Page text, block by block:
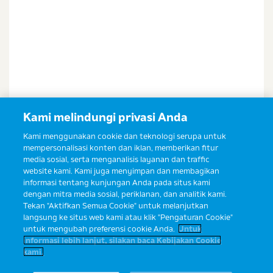
Kami melindungi privasi Anda
Kami menggunakan cookie dan teknologi serupa untuk
mempersonalisasi konten dan iklan, memberikan fitur
media sosial, serta menganalisis layanan dan traffic
website kami. Kami juga menyimpan dan membagikan
informasi tentang kunjungan Anda pada situs kami
dengan mitra media sosial, periklanan, dan analitik kami.
Tekan "Aktifkan Semua Cookie" untuk melanjutkan
langsung ke situs web kami atau klik "Pengaturan Cookie"
untuk mengubah preferensi cookie Anda. Untuk
informasi lebih lanjut, silakan baca Kebijakan Cookie
kami.